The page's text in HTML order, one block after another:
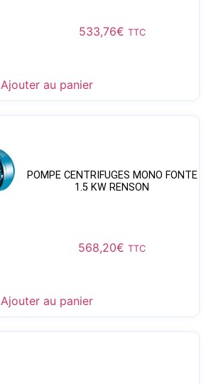
533,76€ TTC
Ajouter au panier
POMPE CENTRIFUGES MONO FONTE
1.5 KW RENSON
568,20€ TTC
Ajouter au panier